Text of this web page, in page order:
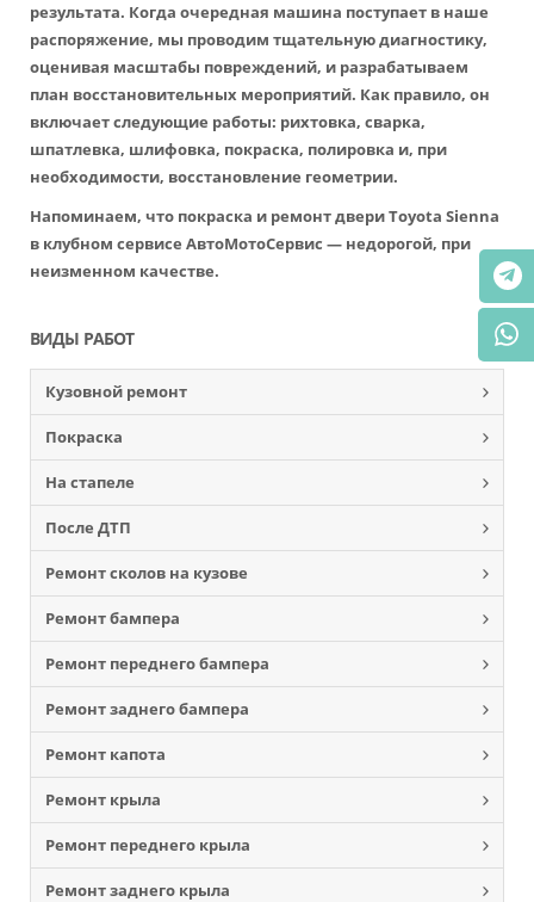
результата. Когда очередная машина поступает в наше
распоряжение, мы проводим тщательную диагностику,
оценивая масштабы повреждений, и разрабатываем
план восстановительных мероприятий. Как правило, он
включает следующие работы: рихтовка, сварка,
шпатлевка, шлифовка, покраска, полировка и, при
необходимости, восстановление геометрии.
Напоминаем, что покраска и ремонт двери Toyota Sienna
в клубном сервисе АвтоМотоСервис — недорогой, при
неизменном качестве.
ВИДЫ РАБОТ
Кузовной ремонт
Покраска
На стапеле
После ДТП
Ремонт сколов на кузове
Ремонт бампера
Ремонт переднего бампера
Ремонт заднего бампера
Ремонт капота
Ремонт крыла
Ремонт переднего крыла
Ремонт заднего крыла